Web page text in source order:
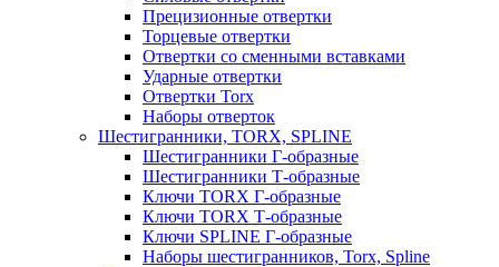
Прецизионные отвертки
Торцевые отвертки
Отвертки со сменными вставками
Ударные отвертки
Отвертки Torx
Наборы отверток
Шестигранники, TORX, SPLINE
Шестигранники Г-образные
Шестигранники Т-образные
Ключи TORX Г-образные
Ключи TORX Т-образные
Ключи SPLINE Г-образные
Наборы шестигранников, Torx, Spline